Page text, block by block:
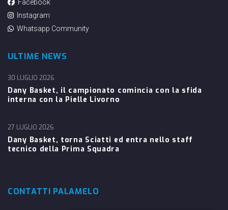
Facebook
Instagram
Whatsapp Community
ULTIME NEWS
Dany Basket, il campionato comincia con la sfida
interna con la Pielle Livorno
30 LUGLIO 2026
Dany Basket, torna Sciatti ed entra nello staff
tecnico della Prima Squadra
27 LUGLIO 2026
CONTATTI PALAMELO